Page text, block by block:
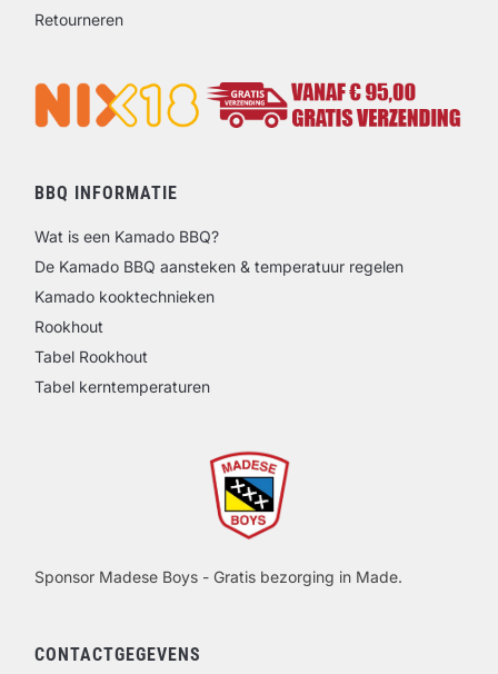
Retourneren
BBQ INFORMATIE
Wat is een Kamado BBQ?
De Kamado BBQ aansteken & temperatuur regelen
Kamado kooktechnieken
Rookhout
Tabel Rookhout
Tabel kerntemperaturen
Sponsor Madese Boys - Gratis bezorging in Made.
CONTACTGEGEVENS